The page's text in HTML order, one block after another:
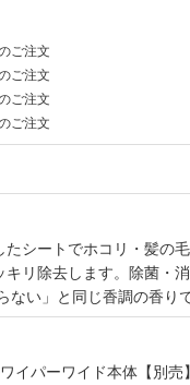
ご注文
ご注文
ご注文
ご注文
シートでホコリ・髪の
リ除去します。除菌・
ない」と同じ香調の香りで
イパーワイド本体【別売